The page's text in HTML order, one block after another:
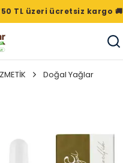
TL üzeri ücretsiz kargo 🚚
Doğal Yağlar